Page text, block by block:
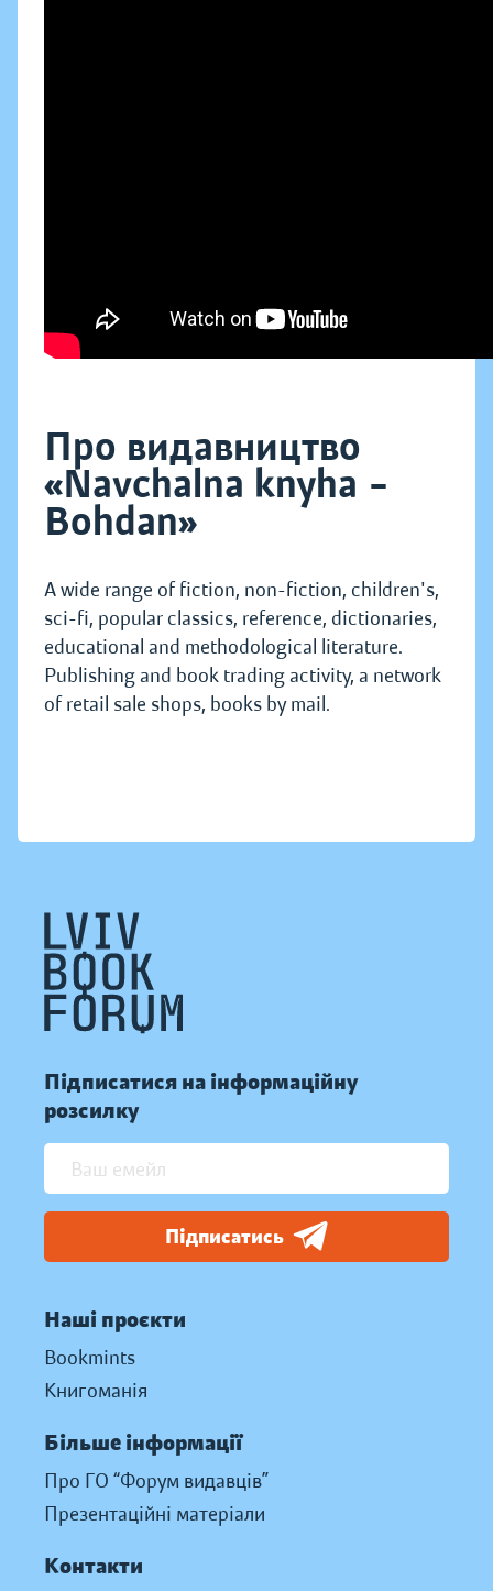
Про видавництво
«Navchalna knyha –
Bohdan»
A wide range of fiction, non-fiction, children's,
sci-fi, popular classics, reference, dictionaries,
educational and methodological literature.
Publishing and book trading activity, a network
of retail sale shops, books by mail.
Підписатися на інформаційну
розсилку
Підписатись
Наші проєкти
Bookmints
Книгоманія
Більше інформації
Про ГО “Форум видавців”
Презентаційні матеріали
Контакти